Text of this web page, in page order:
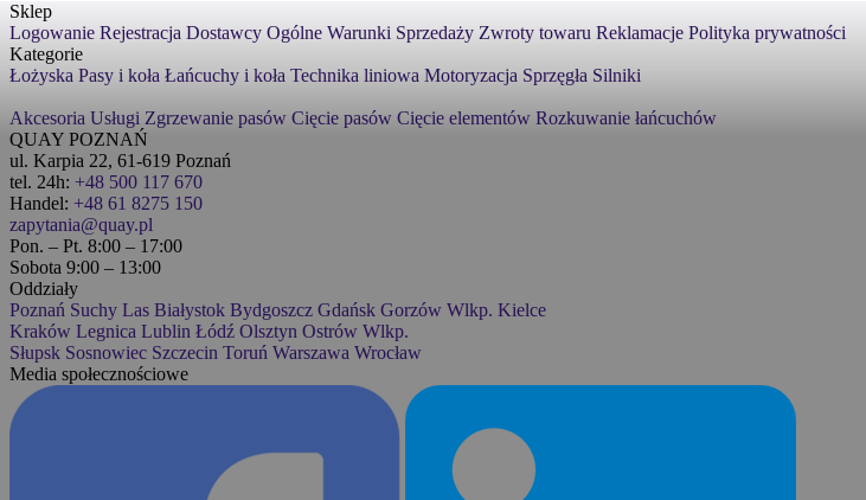
Sklep
Logowanie Rejestracja Dostawcy Ogólne Warunki Sprzedaży Zwroty towaru Reklamacje Polityka prywatności
Kategorie
Łożyska Pasy i koła Łańcuchy i koła Technika liniowa Motoryzacja Sprzęgła Silniki
Akcesoria Usługi Zgrzewanie pasów Cięcie pasów Cięcie elementów Rozkuwanie łańcuchów
QUAY POZNAŃ
ul. Karpia 22, 61-619 Poznań
tel. 24h: +48 500 117 670
Handel: +48 61 8275 150
zapytania@quay.pl
Pon. – Pt. 8:00 – 17:00
Sobota 9:00 – 13:00
Oddziały
Poznań Suchy Las Białystok Bydgoszcz Gdańsk Gorzów Wlkp. Kielce
Kraków Legnica Lublin Łódź Olsztyn Ostrów Wlkp.
Słupsk Sosnowiec Szczecin Toruń Warszawa Wrocław
Media społecznościowe